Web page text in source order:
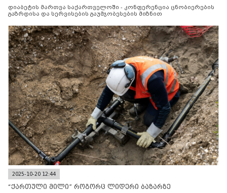
დიაბეტის მართვა საქართველოში - კონფერენცია ცნობიერების
გაზრდისა და სერვისების გაუმჯობესების მიზნით
2025-10-20 12:44
“ქართული მილი” როგორც ლიდერი ბაზარზე